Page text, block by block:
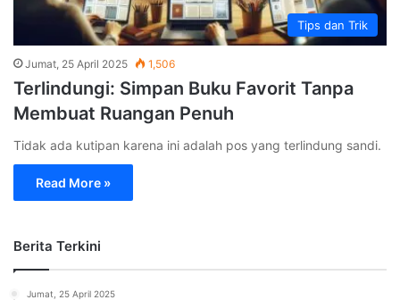
Tips dan Trik
Jumat, 25 April 2025 1,506
Terlindungi: Simpan Buku Favorit Tanpa
Membuat Ruangan Penuh
Tidak ada kutipan karena ini adalah pos yang terlindung sandi.
Read More »
Berita Terkini
Jumat, 25 April 2025